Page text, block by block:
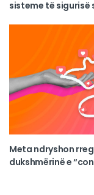
sisteme të sigurisë
Meta ndryshon
dukshmërinë e